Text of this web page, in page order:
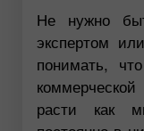
Не нужно
экспертом
понимать,
расти как